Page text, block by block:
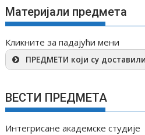
Материјали предмета
Кликните за падајући мени
ПРЕДМЕТИ који су
ВЕСТИ ПРЕДМЕТА
Интегрисане академске студије